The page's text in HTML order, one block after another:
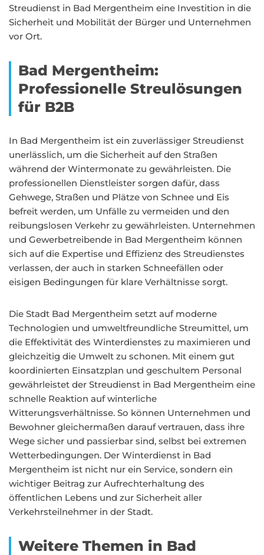
Streudienst in Bad Mergentheim eine Investition in die
Sicherheit und Mobilität der Bürger und Unternehmen
vor Ort.
Bad Mergentheim:
Professionelle Streulösungen
für B2B
In Bad Mergentheim ist ein zuverlässiger Streudienst
unerlässlich, um die Sicherheit auf den Straßen
während der Wintermonate zu gewährleisten. Die
professionellen Dienstleister sorgen dafür, dass
Gehwege, Straßen und Plätze von Schnee und Eis
befreit werden, um Unfälle zu vermeiden und den
reibungslosen Verkehr zu gewährleisten. Unternehmen
und Gewerbetreibende in Bad Mergentheim können
sich auf die Expertise und Effizienz des Streudienstes
verlassen, der auch in starken Schneefällen oder
eisigen Bedingungen für klare Verhältnisse sorgt.
Die Stadt Bad Mergentheim setzt auf moderne
Technologien und umweltfreundliche Streumittel, um
die Effektivität des Winterdienstes zu maximieren und
gleichzeitig die Umwelt zu schonen. Mit einem gut
koordinierten Einsatzplan und geschultem Personal
gewährleistet der Streudienst in Bad Mergentheim eine
schnelle Reaktion auf winterliche
Witterungsverhältnisse. So können Unternehmen und
Bewohner gleichermaßen darauf vertrauen, dass ihre
Wege sicher und passierbar sind, selbst bei extremen
Wetterbedingungen. Der Winterdienst in Bad
Mergentheim ist nicht nur ein Service, sondern ein
wichtiger Beitrag zur Aufrechterhaltung des
öffentlichen Lebens und zur Sicherheit aller
Verkehrsteilnehmer in der Stadt.
Weitere Themen in Bad